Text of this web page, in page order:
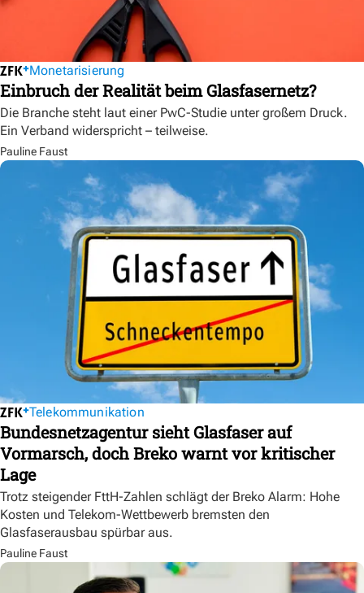
Monetarisierung
Einbruch der Realität beim Glasfasernetz?
Die Branche steht laut einer PwC-Studie unter großem Druck.
Ein Verband widerspricht – teilweise.
Pauline Faust
Telekommunikation
Bundesnetzagentur sieht Glasfaser auf
Vormarsch, doch Breko warnt vor kritischer
Lage
Trotz steigender FttH-Zahlen schlägt der Breko Alarm: Hohe
Kosten und Telekom-Wettbewerb bremsten den
Glasfaserausbau spürbar aus.
Pauline Faust